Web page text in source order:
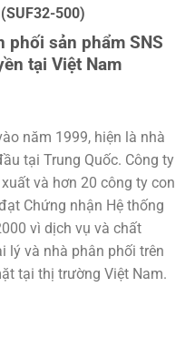
500)
phối sản phẩm SNS
tại Việt Nam
năm 1999, hiện là nhà
tại Trung Quốc. Công ty
và hơn 20 công ty con
Chứng nhận Hệ thống
vì dịch vụ và chất
lý và nhà phân phối trên
tại thị trường Việt Nam.